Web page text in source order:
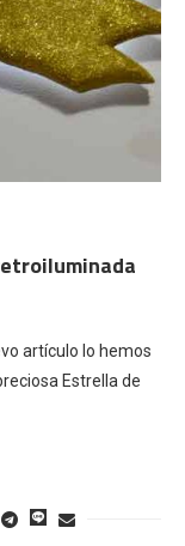
artículo lo hemos
Estrella de